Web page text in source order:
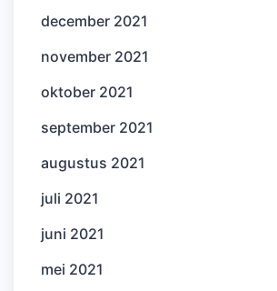
december 2021
november 2021
oktober 2021
september 2021
augustus 2021
juli 2021
juni 2021
mei 2021